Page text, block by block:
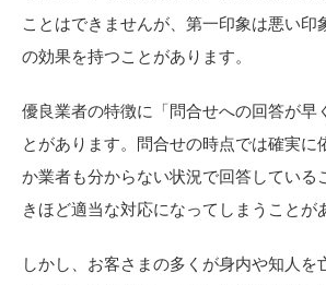
ことはできませんが、第一印象は悪い印
の効果を持つことがあります。
優良業者の特徴に「問合せへの回答が早
とがあります。問合せの時点では確実に
か業者も分からない状況で回答している
きほど適当な対応になってしまうことが
しかし、お客さまの多くが身内や知人を